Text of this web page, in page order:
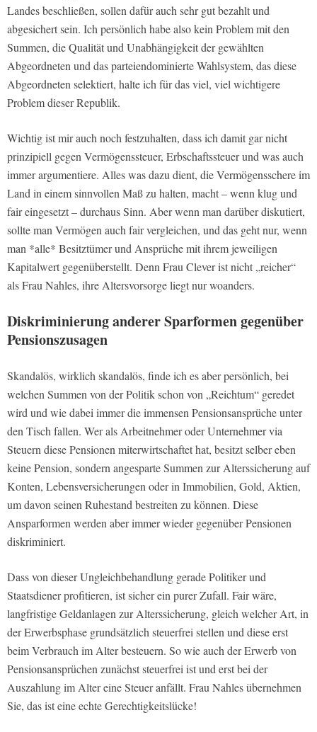
Landes beschließen, sollen dafür auch sehr gut bezahlt und
abgesichert sein. Ich persönlich habe also kein Problem mit den
Summen, die Qualität und Unabhängigkeit der gewählten
Abgeordneten und das parteiendominierte Wahlsystem, das diese
Abgeordneten selektiert, halte ich für das viel, viel wichtigere
Problem dieser Republik.
Wichtig ist mir auch noch festzuhalten, dass ich damit gar nicht
prinzipiell gegen Vermögenssteuer, Erbschaftssteuer und was auch
immer argumentiere. Alles was dazu dient, die Vermögensschere im
Land in einem sinnvollen Maß zu halten, macht – wenn klug und
fair eingesetzt – durchaus Sinn. Aber wenn man darüber diskutiert,
sollte man Vermögen auch fair vergleichen, und das geht nur, wenn
man *alle* Besitztümer und Ansprüche mit ihrem jeweiligen
Kapitalwert gegenüberstellt. Denn Frau Clever ist nicht „reicher“
als Frau Nahles, ihre Altersvorsorge liegt nur woanders.
Diskriminierung anderer Sparformen gegenüber
Pensionszusagen
Skandalös, wirklich skandalös, finde ich es aber persönlich, bei
welchen Summen von der Politik schon von „Reichtum“ geredet
wird und wie dabei immer die immensen Pensionsansprüche unter
den Tisch fallen. Wer als Arbeitnehmer oder Unternehmer via
Steuern diese Pensionen miterwirtschaftet hat, besitzt selber eben
keine Pension, sondern angesparte Summen zur Alterssicherung auf
Konten, Lebensversicherungen oder in Immobilien, Gold, Aktien,
um davon seinen Ruhestand bestreiten zu können. Diese
Ansparformen werden aber immer wieder gegenüber Pensionen
diskriminiert.
Dass von dieser Ungleichbehandlung gerade Politiker und
Staatsdiener profitieren, ist sicher ein purer Zufall. Fair wäre,
langfristige Geldanlagen zur Alterssicherung, gleich welcher Art, in
der Erwerbsphase grundsätzlich steuerfrei stellen und diese erst
beim Verbrauch im Alter besteuern. So wie auch der Erwerb von
Pensionsansprüchen zunächst steuerfrei ist und erst bei der
Auszahlung im Alter eine Steuer anfällt. Frau Nahles übernehmen
Sie, das ist eine echte Gerechtigkeitslücke!